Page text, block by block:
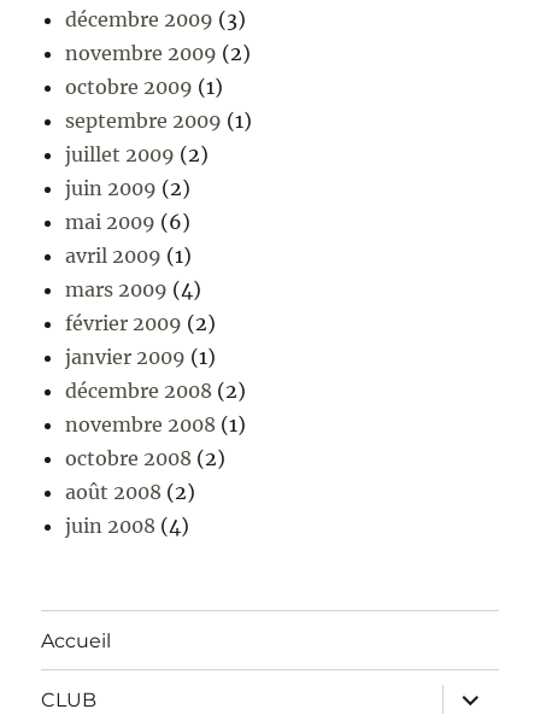
décembre 2009 (3)
novembre 2009 (2)
octobre 2009 (1)
septembre 2009 (1)
juillet 2009 (2)
juin 2009 (2)
mai 2009 (6)
avril 2009 (1)
mars 2009 (4)
février 2009 (2)
janvier 2009 (1)
décembre 2008 (2)
novembre 2008 (1)
octobre 2008 (2)
août 2008 (2)
juin 2008 (4)
Accueil
CLUB
ouvrir